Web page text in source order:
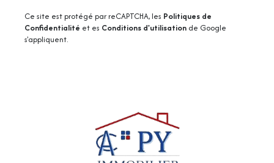
Ce site est protégé par reCAPTCHA, les Politiques de
Confidentialité et es Conditions d'utilisation de Google
s'appliquent.